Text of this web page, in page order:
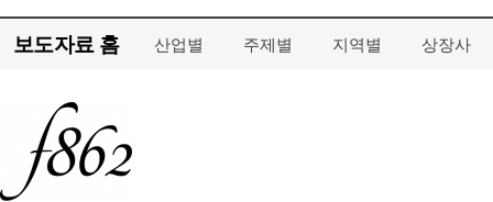
보도자료 홈 산업별 주제별 지역별 상장사